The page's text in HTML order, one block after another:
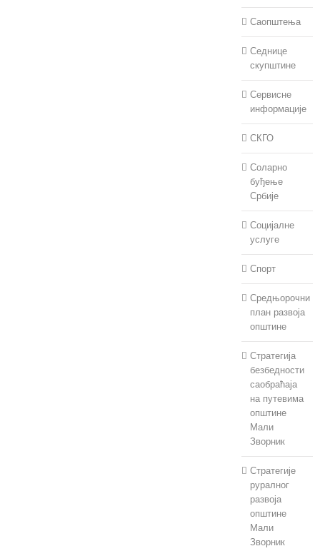
Саопштења
Седнице
скупштине
Сервисне
информације
СКГО
Соларно
буђење
Србије
Социјалне
услуге
Спорт
Средњорочни
план развоја
општине
Стратегија
безбедности
саобраћаја
на путевима
општине
Мали
Зворник
Стратегије
руралног
развоја
општине
Мали
Зворник